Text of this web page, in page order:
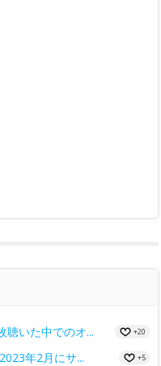
いた中でのオ... +20
年2月にサ... +5